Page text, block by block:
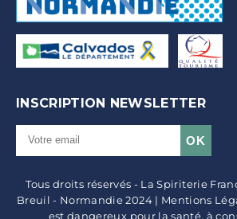
INSCRIPTION NEWSLETTER
Tous droits réservés - La Spiriterie
Breuil - Normandie 2024 | Mentions
est dangereux pour la santé, à